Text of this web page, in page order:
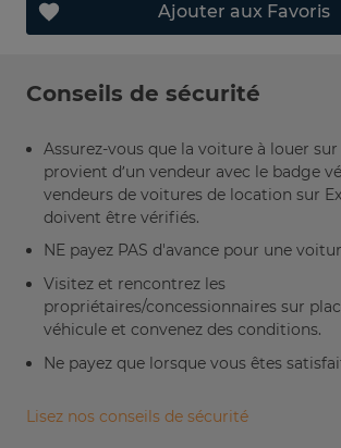
Ajouter aux Favoris
Conseils de sécurité
Assurez-vous que la voiture à louer
provient d’un vendeur avec le badge
vendeurs de voitures de location sur
doivent être vérifiés.
NE payez PAS d'avance pour une
Visitez et rencontrez les
propriétaires/concessionnaires sur
véhicule et convenez des conditions.
Ne payez que lorsque vous êtes
Lisez nos conseils de sécurité